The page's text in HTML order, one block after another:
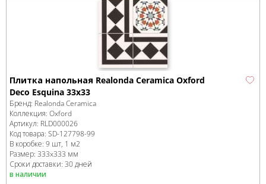
Плитка напольная Realonda Ceramica Oxford
Deco Esquina 33x33
Бренд: Realonda Ceramica
Коллекция: Oxford
Артикул: RLD000026
Код товара: SD-127798-99
В коробке: 9 шт, 1 м2
Размер: 333x333 мм
Сроки доставки: 30 дней
в наличии